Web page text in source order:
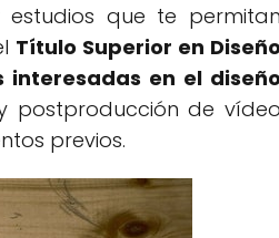
estudios que te permitan
Título Superior en Diseño
interesadas en el diseño
postproducción de vídeo
previos.